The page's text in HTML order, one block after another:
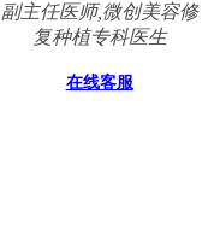
副主任医师,微创美容修
复种植专科医生
在线客服